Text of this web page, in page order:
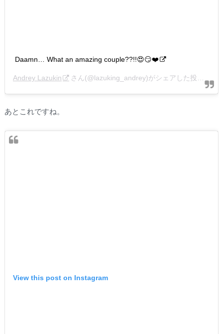
Daamn… What an amazing couple??!!😍😏❤️
Andrey Lazukin さん(@lazuking_andrey)がシェアした投稿 –
あとこれですね。
View this post on Instagram